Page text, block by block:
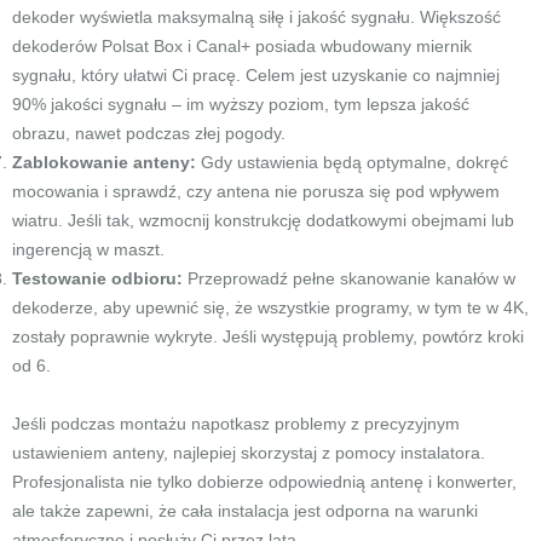
dekoder wyświetla maksymalną siłę i jakość sygnału. Większość
dekoderów Polsat Box i Canal+ posiada wbudowany miernik
sygnału, który ułatwi Ci pracę. Celem jest uzyskanie co najmniej
90% jakości sygnału – im wyższy poziom, tym lepsza jakość
obrazu, nawet podczas złej pogody.
Zablokowanie anteny: Gdy ustawienia będą optymalne, dokręć
mocowania i sprawdź, czy antena nie porusza się pod wpływem
wiatru. Jeśli tak, wzmocnij konstrukcję dodatkowymi obejmami lub
ingerencją w maszt.
Testowanie odbioru: Przeprowadź pełne skanowanie kanałów w
dekoderze, aby upewnić się, że wszystkie programy, w tym te w 4K,
zostały poprawnie wykryte. Jeśli występują problemy, powtórz kroki
od 6.
Jeśli podczas montażu napotkasz problemy z precyzyjnym
ustawieniem anteny, najlepiej skorzystaj z pomocy instalatora.
Profesjonalista nie tylko dobierze odpowiednią antenę i konwerter,
ale także zapewni, że cała instalacja jest odporna na warunki